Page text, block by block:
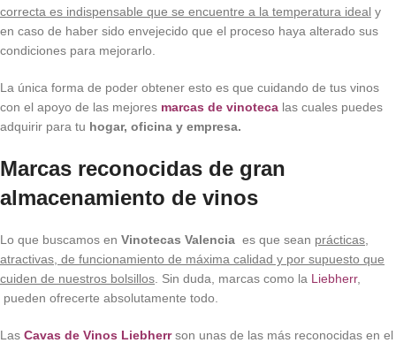
correcta es indispensable que se encuentre a la temperatura ideal y
en caso de haber sido envejecido que el proceso haya alterado sus
condiciones para mejorarlo.
La única forma de poder obtener esto es que cuidando de tus vinos
con el apoyo de las mejores marcas de vinoteca las cuales puedes
adquirir para tu hogar, oficina y empresa.
Marcas reconocidas de gran
almacenamiento de vinos
Lo que buscamos en Vinotecas Valencia es que sean prácticas,
atractivas, de funcionamiento de máxima calidad y por supuesto que
cuiden de nuestros bolsillos . Sin duda, marcas como la Liebherr,
pueden ofrecerte absolutamente todo.
Las Cavas de Vinos Liebherrson unas de las más reconocidas en el